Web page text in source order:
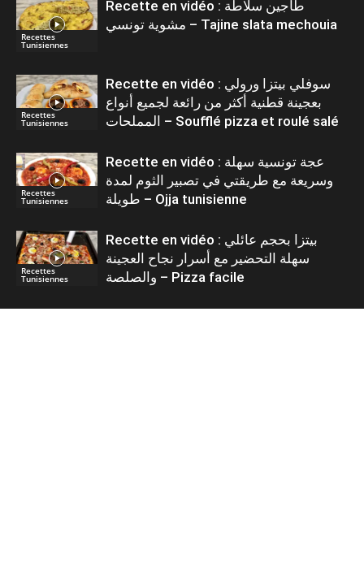
Recettes
Tunisiennes
Recette en vidéo : طاجين سلاطة
مشوية تونسي – Tajine slata mechouia
Recettes
Tunisiennes
Recette en vidéo : سوفلي بيتزا ورولي
بعجينة قطنية أكثر من رائعة لجميع أنواع
المملحات – Soufflé pizza et roulé salé
Recettes
Tunisiennes
Recette en vidéo : عجة تونسية سهلة
وسريعة مع طريقتي في تصبير الثوم لمدة
طويلة – Ojja tunisienne
Recettes
Tunisiennes
Recette en vidéo : بيتزا بحجم عائلي
سهلة التحضير مع أسرار نجاح العجينة
والصلصة – Pizza facile